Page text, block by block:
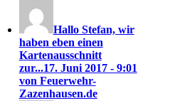
Hallo Stefan, wir
haben eben einen
Kartenausschnitt
zur...17. Juni 2017 - 9:01
von Feuerwehr-
Zazenhausen.de